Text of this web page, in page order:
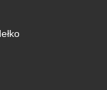
dla tradycyjnych